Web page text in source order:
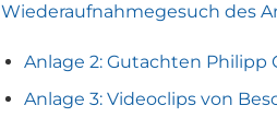
Wiederaufnahmegesuch des
Anlage 2: Gutachten Philipp
Anlage 3: Videoclips von